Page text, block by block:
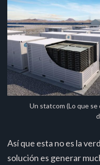
Un statcom (Lo que
Así que esta no es la
solución es generar